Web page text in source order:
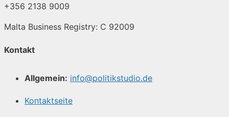
+356 2138 9009
Malta Business Registry: C 92009
Kontakt
Allgemein: info@politikstudio.de
Kontaktseite